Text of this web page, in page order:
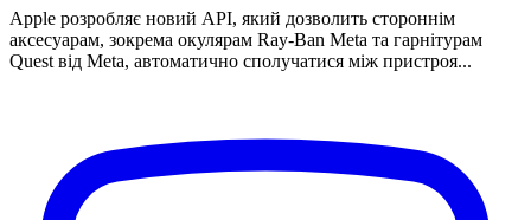
Apple розробляє новий API, який дозволить стороннім
аксесуарам, зокрема окулярам Ray-Ban Meta та гарнітурам
Quest від Meta, автоматично сполучатися між пристроя...